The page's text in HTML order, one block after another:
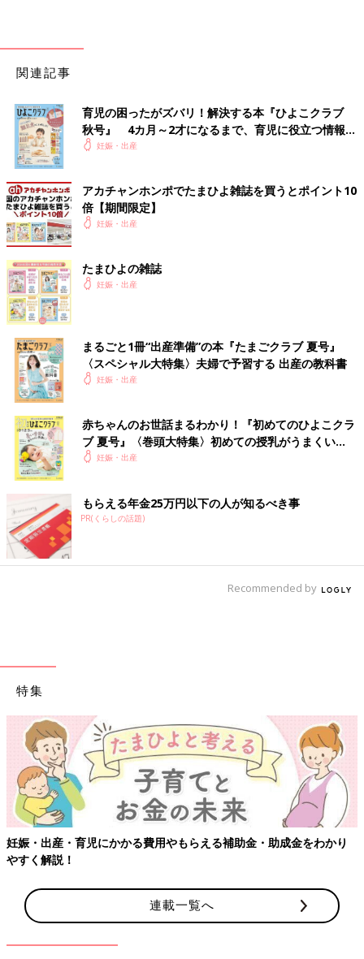
関連記事
育児の困ったがズバリ！解決する本『ひよこクラブ
秋号』 4カ月～2才になるまで、育児に役立つ情報が
いっぱい！
妊娠・出産
アカチャンホンポでたまひよ雑誌を買うとポイント10
倍【期間限定】
妊娠・出産
たまひよの雑誌
妊娠・出産
まるごと1冊“出産準備”の本『たまごクラブ 夏号』
〈スペシャル大特集〉夫婦で予習する 出産の教科書
妊娠・出産
赤ちゃんのお世話まるわかり！『初めてのひよこクラ
ブ 夏号』〈巻頭大特集〉初めての授乳がうまくい
く！ おっぱい・ミルクの基本と夏のトラブル 解決テ
妊娠・出産
もらえる年金25万円以下の人が知るべき事
PR(くらしの話題)
Recommended by
特集
妊娠・出産・育児にかかる費用やもらえる補助金・助成金をわかり
やすく解説！
連載一覧へ